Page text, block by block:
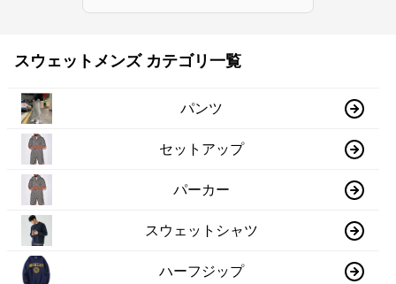
スウェットメンズ カテゴリ一覧
パンツ
セットアップ
パーカー
スウェットシャツ
ハーフジップ